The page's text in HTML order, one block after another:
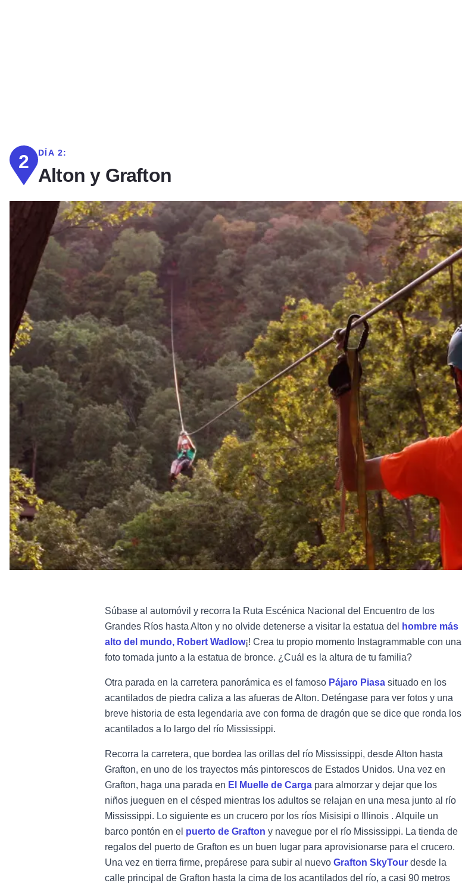
2 DÍA 2:
Alton y Grafton
Súbase al automóvil y recorra la Ruta Escénica Nacional del Encuentro de los
Grandes Ríos hasta Alton y no olvide detenerse a visitar la estatua del
hombre más
alto del mundo, Robert Wadlow¡! Crea tu propio momento Instagrammable con una
foto tomada junto a la estatua de bronce. ¿Cuál es la altura de tu familia?
Otra parada en la carretera panorámica es el famoso Pájaro Piasa situado en los
acantilados de piedra caliza a las afueras de Alton. Deténgase para ver fotos y una
breve historia de esta legendaria ave con forma de dragón que se dice que ronda los
acantilados a lo largo del río Mississippi.
Recorra la carretera, que bordea las orillas del río Mississippi, desde Alton hasta
Grafton, en uno de los trayectos más pintorescos de Estados Unidos. Una vez en
Grafton, haga una parada en El Muelle de Carga para almorzar y dejar que los
niños jueguen en el césped mientras los adultos se relajan en una mesa junto al río
Mississippi. Lo siguiente es un crucero por los ríos Misisipi o Illinois . Alquile un
barco pontón en el puerto de Grafton y navegue por el río Mississippi. La tienda de
regalos del puerto de Grafton es un buen lugar para aprovisionarse para el crucero.
Una vez en tierra firme, prepárese para subir al nuevo Grafton SkyTour desde la
calle principal de Grafton hasta la cima de los acantilados del río, a casi 90 metros